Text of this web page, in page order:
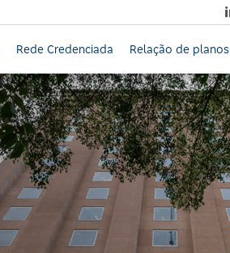
Rede Credenciada Relação de planos